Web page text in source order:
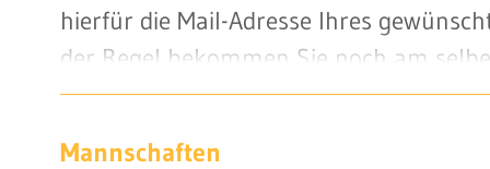
hierfür die Mail-Adresse Ihres
der Regel bekommen Sie noch am
Mannschaften